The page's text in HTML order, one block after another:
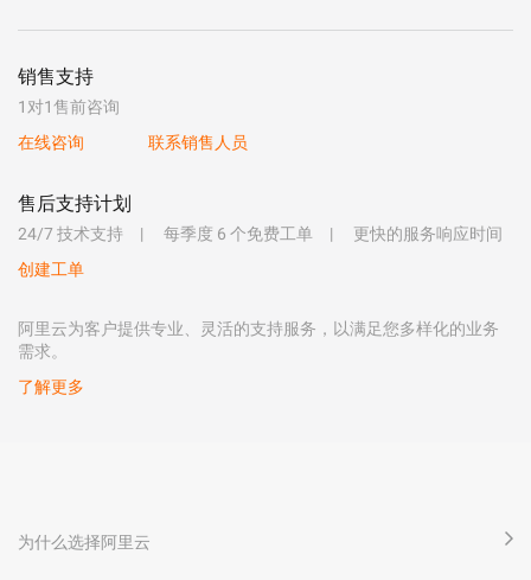
销售支持
1对1售前咨询
在线咨询
联系销售人员
售后支持计划
24/7 技术支持 每季度 6 个免费工单
更快的服务响应时间
创建工单
阿里云为客户提供专业、灵活的支持服务，以满足您多样化的业务
需求。
了解更多
为什么选择阿里云